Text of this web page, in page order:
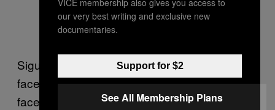
Sigur, gena interesantă e aia care-i poate
face mai impulsivi pe oameni, ceea ce nu-i
face, neapărat, și criminali, dar e, de obicei,
our very best writing and exclusive new
documentaries.
Support for $2
See All Membership Plans